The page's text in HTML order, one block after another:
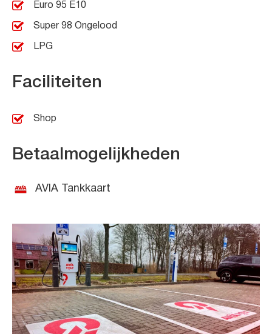
Euro 95 E10
Super 98 Ongelood
LPG
Faciliteiten
Shop
Betaalmogelijkheden
AVIA Tankkaart